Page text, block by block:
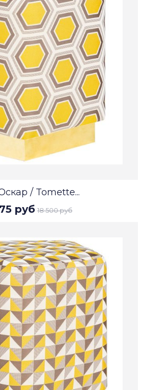
/ Tomette...
руб 18 500 руб